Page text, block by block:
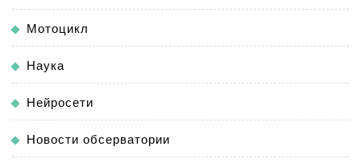
Мотоцикл
Наука
Нейросети
Новости обсерватории